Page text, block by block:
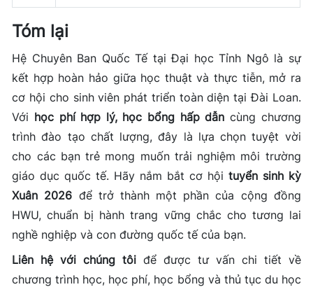
Tóm lại
Hệ Chuyên Ban Quốc Tế tại Đại học Tỉnh Ngô là sự
kết hợp hoàn hảo giữa học thuật và thực tiễn, mở ra
cơ hội cho sinh viên phát triển toàn diện tại Đài Loan.
Với học phí hợp lý, học bổng hấp dẫn cùng chương
trình đào tạo chất lượng, đây là lựa chọn tuyệt vời
cho các bạn trẻ mong muốn trải nghiệm môi trường
giáo dục quốc tế. Hãy nắm bắt cơ hội tuyển sinh kỳ
Xuân 2026 để trở thành một phần của cộng đồng
HWU, chuẩn bị hành trang vững chắc cho tương lai
nghề nghiệp và con đường quốc tế của bạn.
Liên hệ với chúng tôi để được tư vấn chi tiết về
chương trình học, học phí, học bổng và thủ tục du học